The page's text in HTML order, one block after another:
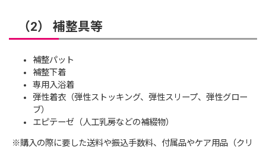
（2） 補整具等
補整パット
補整下着
専用入浴着
弾性着衣（弾性ストッキング、弾性スリープ、弾性グロー
ブ）
エピテーゼ（人工乳房などの補綴物）
※購入の際に要した送料や振込手数料、付属品やケア用品（クリ